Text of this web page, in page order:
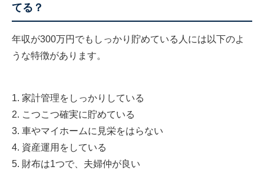
てる？
年収が300万円でもしっかり貯めている人には以下のよ
うな特徴があります。
1. 家計管理をしっかりしている
2. こつこつ確実に貯めている
3. 車やマイホームに見栄をはらない
4. 資産運用をしている
5. 財布は1つで、夫婦仲が良い